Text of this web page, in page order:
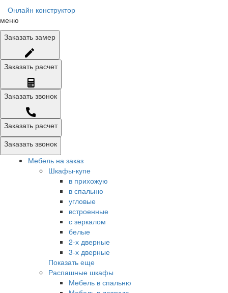
Онлайн конструктор
меню
Заказать замер
Заказать расчет
Заказать звонок
Заказать расчет
Заказать звонок
Мебель на заказ
Шкафы-купе
в прихожую
в спальню
угловые
встроенные
с зеркалом
белые
2-х дверные
3-х дверные
Показать еще
Распашные шкафы
Мебель в спальню